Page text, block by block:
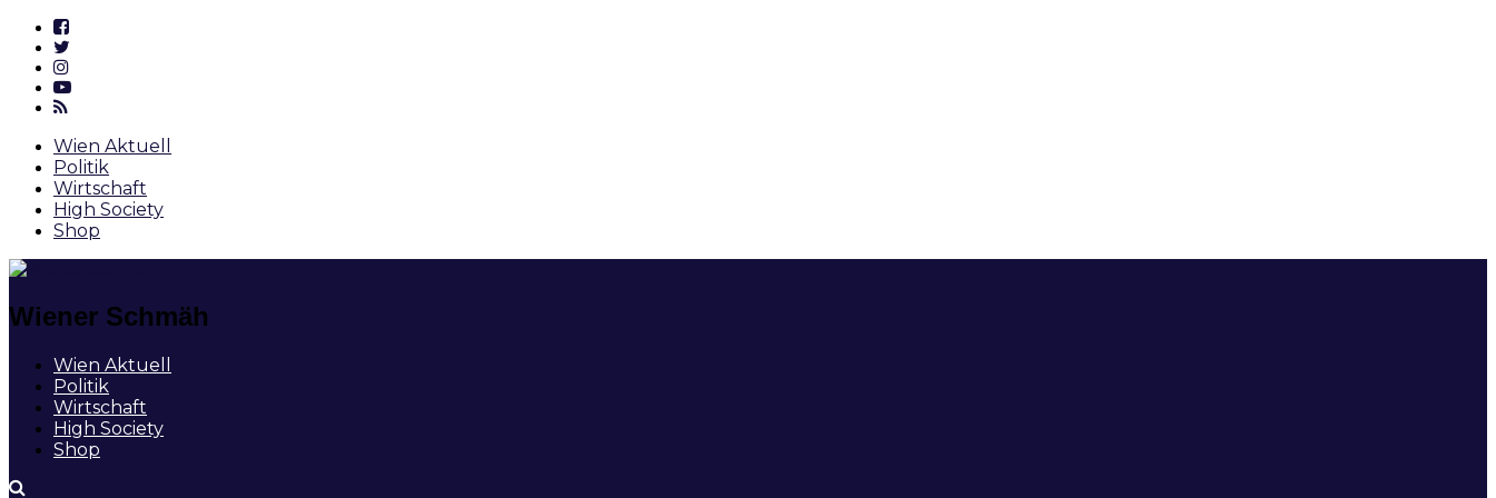
Wien Aktuell
Politik
Wirtschaft
High Society
Shop
Wiener Schmäh
Wien Aktuell
Politik
Wirtschaft
High Society
Shop